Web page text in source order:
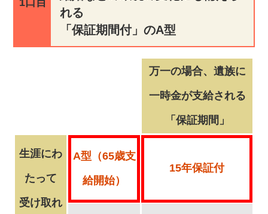
れる
「保証期間付」のA型
万一の場合、遺族に
一時金が支給される
「保証期間」
生涯にわ
たって
受け取れ
A型（65歳支
給開始）
15年保証付